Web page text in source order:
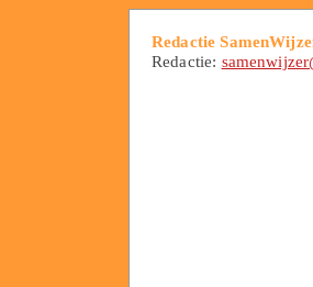
Redactie
Redactie: